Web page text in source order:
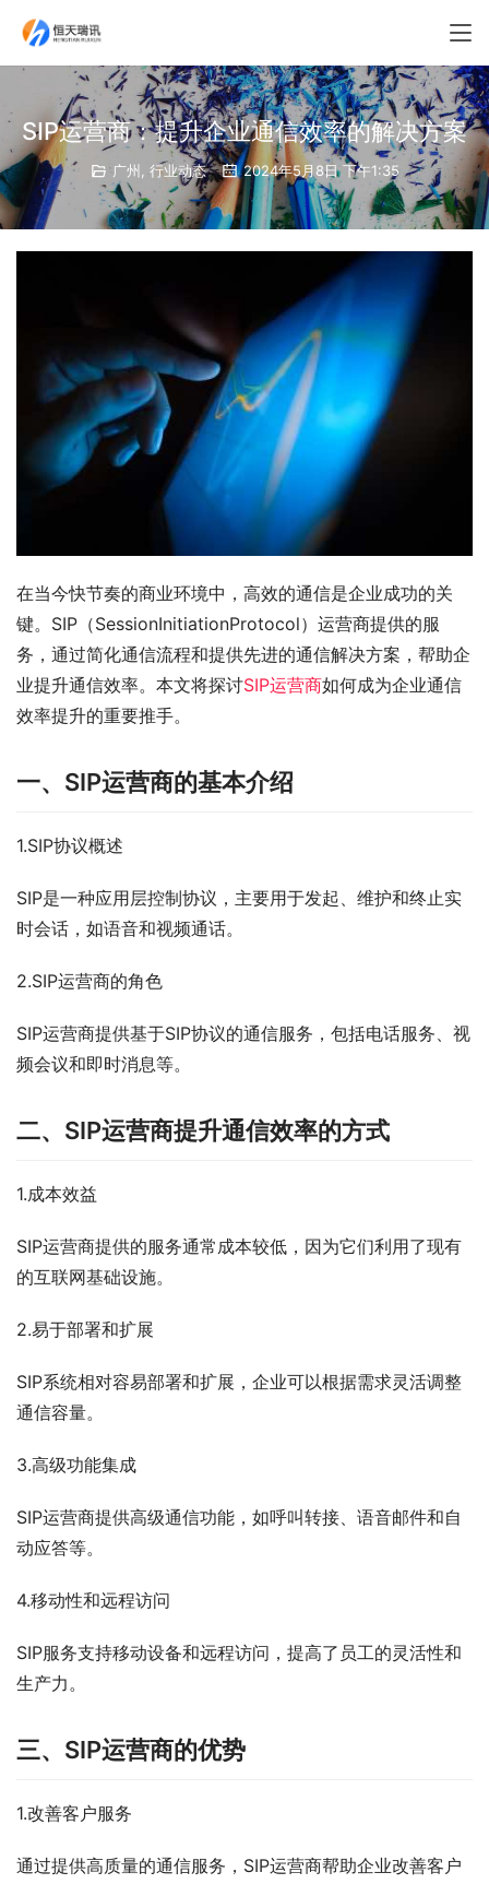
SIP运营商：提升企业通信效率的解决方案
广州 行业动态 2024年5月8日 下午1:35
在当今快节奏的商业环境中，高效的通信是企业成功的关
键。SIP（SessionInitiationProtocol）运营商提供的服
务，通过简化通信流程和提供先进的通信解决方案，帮助企
业提升通信效率。本文将探讨SIP运营商如何成为企业通信
效率提升的重要推手。
一、SIP运营商的基本介绍
1.SIP协议概述
SIP是一种应用层控制协议，主要用于发起、维护和终止实
时会话，如语音和视频通话。
2.SIP运营商的角色
SIP运营商提供基于SIP协议的通信服务，包括电话服务、视
频会议和即时消息等。
二、SIP运营商提升通信效率的方式
1.成本效益
SIP运营商提供的服务通常成本较低，因为它们利用了现有
的互联网基础设施。
2.易于部署和扩展
SIP系统相对容易部署和扩展，企业可以根据需求灵活调整
通信容量。
3.高级功能集成
SIP运营商提供高级通信功能，如呼叫转接、语音邮件和自
动应答等。
4.移动性和远程访问
SIP服务支持移动设备和远程访问，提高了员工的灵活性和
生产力。
三、SIP运营商的优势
1.改善客户服务
通过提供高质量的通信服务，SIP运营商帮助企业改善客户